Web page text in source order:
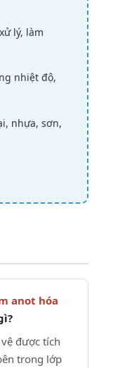
lý, làm
nhiệt độ,
nhựa, sơn,
anot hóa
được tích
trong lớp